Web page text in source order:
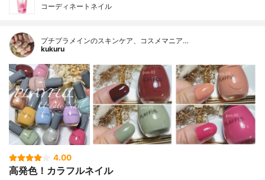
コーディネートネイル
プチプラメインのスキンケア、コスメマニア…
kukuru
4.00
高発色！カラフルネイル